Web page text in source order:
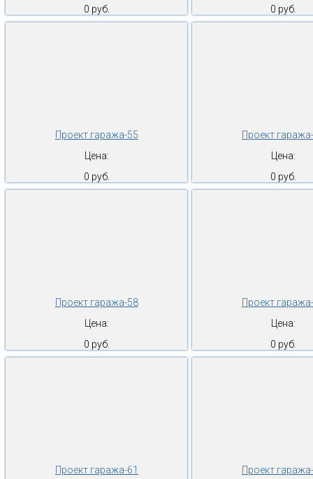
0 руб.
0 руб.
Проект гаража-55
Цена:
0 руб.
Проект
Цена:
0 руб.
Проект гаража-58
Цена:
0 руб.
Проект
Цена:
0 руб.
Проект гаража-61
Проект